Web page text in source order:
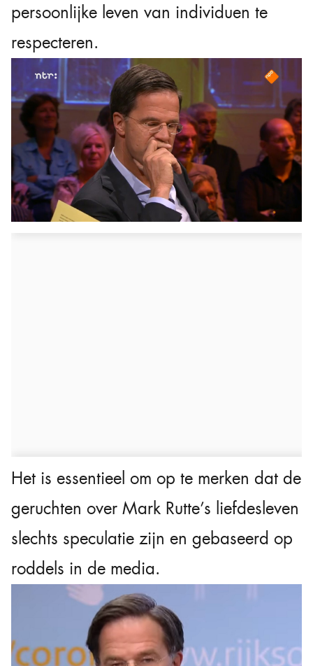
persoonlijke leven van individuen te
respecteren.
Het is essentieel om op te merken dat de
geruchten over Mark Rutte’s liefdesleven
slechts speculatie zijn en gebaseerd op
roddels in de media.